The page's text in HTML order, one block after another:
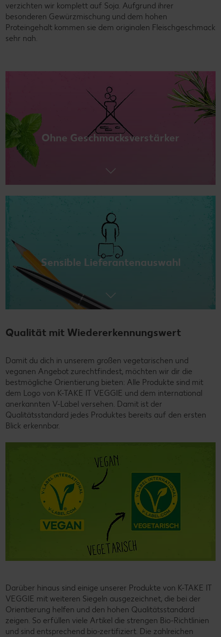
verzichten wir komplett auf Soja. Aufgrund ihrer
besonderen Gewürzmischung und dem hohen
Proteingehalt kommen sie dem originalen Fleischgeschmack
sehr nah.
Ohne Geschmacksverstärker
Sensible Lieferantenauswahl
Qualität mit Wiedererkennungswert
Damit du dich in unserem großen vegetarischen und
veganen Angebot zurechtfindest, möchten wir dir die
bestmögliche Orientierung bieten: Alle Produkte sind mit
dem Logo von K-TAKE IT VEGGIE und dem international
anerkannten V-Label versehen. Damit ist der
Qualitätsstandard jedes Produktes bereits auf den ersten
Blick erkennbar.
Darüber hinaus sind einige unserer Produkte von K-TAKE IT
VEGGIE mit weiteren Siegeln ausgezeichnet, die bei der
Orientierung helfen und den hohen Qualitätsstandard
zeigen. So erfüllen viele Artikel die strengen Bio-Richtlinien
und sind entsprechend bio-zertifiziert. Die zahlreichen